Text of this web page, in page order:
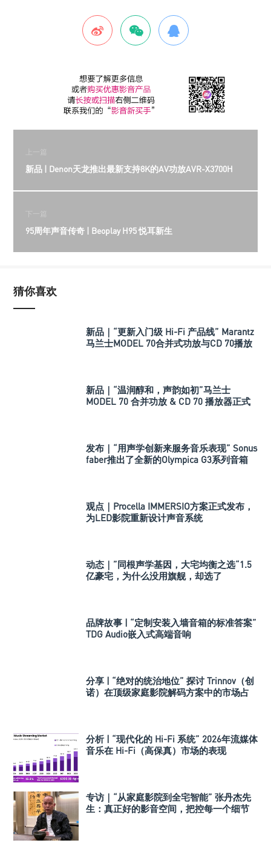
上一篇
新品 | Denon天龙推出最新支持8K的AV功放AVR-X3700H
下一篇
95周年声音传奇 | Beoplay H95 悦耳新生
猜你喜欢
新品｜“更新入门级 Hi-Fi 产品线” Marantz
马兰士MODEL 70合并式功放与CD 70播放
新品｜“温润醇和，声韵如初”马兰士
MODEL 70 合并功放 & CD 70 播放器正式
发布｜“用声学创新来服务音乐表现” Sonus
faber推出了全新的Olympica G3系列音箱
观点｜Procella IMMERSIO方案正式发布，
为LED影院重新设计声音系统
动态｜”同根声学基因，大宅均衡之选“1.5
亿豪宅，为什么没用旗舰，却选了
品牌故事 | “定制安装入墙音箱的标准答案”
TDG Audio嵌入式高端音响
分享 | “绝对的统治地位” 探讨 Trinnov（创
诺）在顶级家庭影院解码方案中的市场占
分析 | “现代化的 Hi-Fi 系统” 2026年流媒体
音乐在 Hi-Fi（高保真）市场的表现
专访｜“从家庭影院到全宅智能” 张丹杰先
生：真正好的影音空间，把控每一个细节